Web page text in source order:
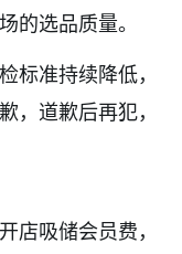
的选品质量。
标准持续降低，
，道歉后再犯，
店吸储会员费，